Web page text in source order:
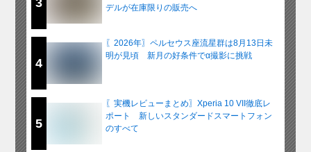
デルが在庫限りの販売へ
4
〖2026年〗ペルセウス座流星群は8月13日未
明が見頃 新月の好条件でα撮影に挑戦
5
〖実機レビューまとめ〗Xperia 10 VII徹底レ
ポート 新しいスタンダードスマートフォン
のすべて